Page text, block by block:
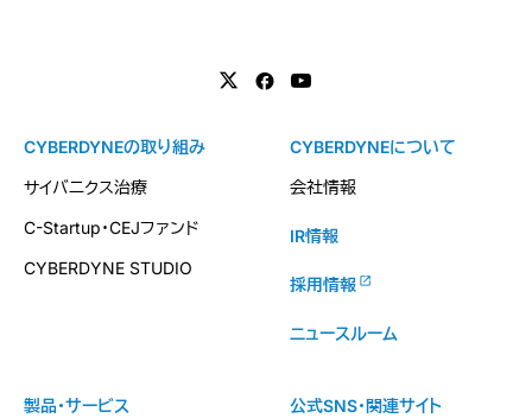
製品・サービス
CYBERDYNEの取り組み
サイバニクス治療
C-Startup・CEJファンド
CYBERDYNE STUDIO
CYBERDYNEについて
会社情報
IR情報
採用情報
ニュースルーム
公式SNS・関連サイト